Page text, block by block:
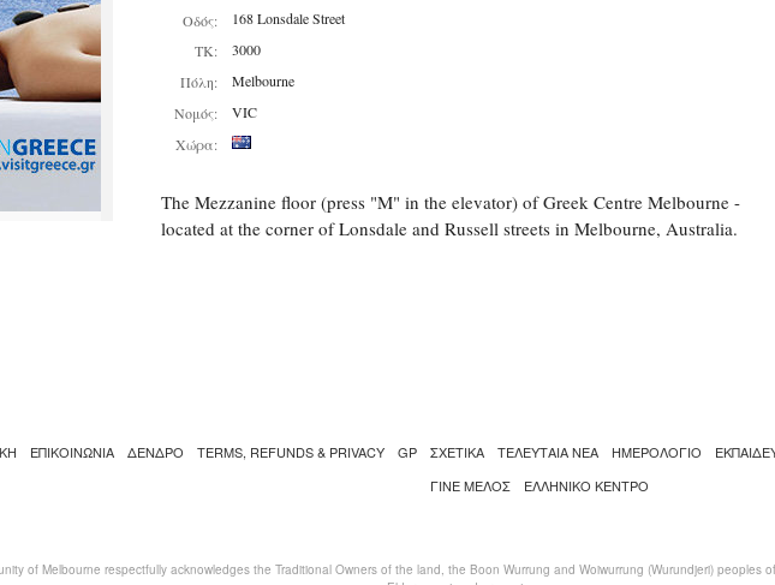
Οδός:
168 Lonsdale Street
ΤΚ:
3000
Πόλη:
Melbourne
Νομός:
VIC
Χώρα:
The Mezzanine floor (press "M" in the elevator) of Greek Centre Melbourne -
located at the corner of Lonsdale and Russell streets in Melbourne, Australia.
ΕΠΙΚΟΙΝΩΝΙΑ ΔΕΝΔΡΟ TERMS, REFUNDS & PRIVACY GP ΣΧΕΤΙΚΑ ΤΕΛΕΥΤΑΙΑ ΝΕΑ ΗΜΕΡΟΛΟΓΙΟ
ΓΙΝΕ ΜΕΛΟΣ
ΕΛΛΗΝΙΚΌ ΚΈΝΤΡΟ
of Melbourne respectfully acknowledges the Traditional Owners of the land, the Boon Wurrung and Woiwurrung (Wurundjeri) peoples